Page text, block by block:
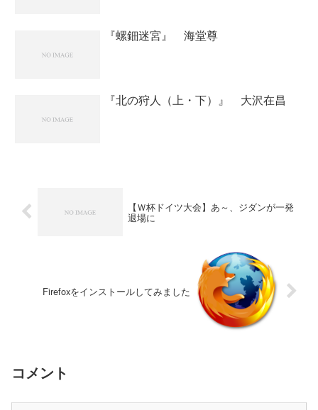
『螺鈿迷宮』 海堂尊
『北の狩人（上・下）』 大沢在昌
【Ｗ杯ドイツ大会】あ～、ジダンが一発
退場に
Firefoxをインストールしてみました
コメント